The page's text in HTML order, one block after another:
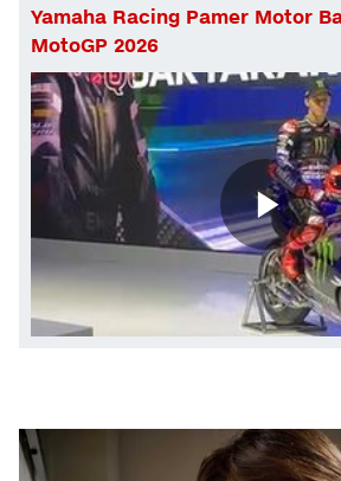
Yamaha Racing Pamer Motor
MotoGP 2026